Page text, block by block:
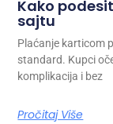
Kako
sajtu
Plaćanje karticom
standard. Kupci
komplikacija i bez
Pročitaj Više